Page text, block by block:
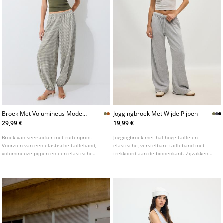
Broek Met Volumineus Model
En Ruitenprint
29,99 €
Broek van seersucker met ruitenprint.
Voorzien van een elastische tailleband,
volumineuze pijpen en een elastische
Joggingbroek Met Wijde Pijpen
19,99 €
Joggingbroek met halfhoge taille en
elastische, verstelbare tailleband met
trekkoord aan de binnenkant. Zijzakken.